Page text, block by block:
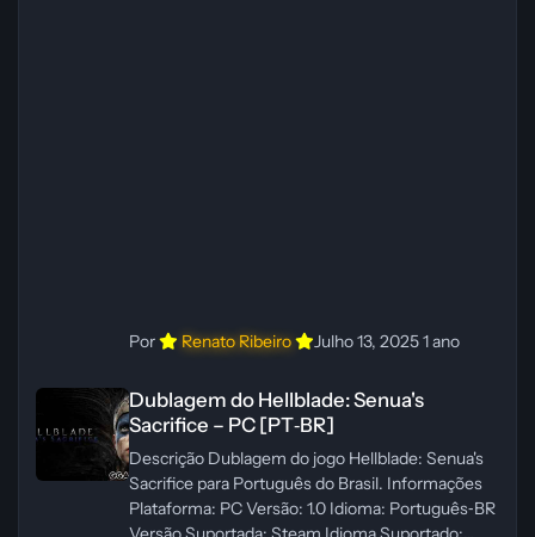
Por Renato Ribeiro Julho 13, 20251 ano
Dublagem do Hellblade: Senua's
Sacrifice – PC [PT‑BR]
Descrição Dublagem do jogo Hellblade: Senua's
Sacrifice para Português do Brasil. Informações
Plataforma: PC Versão: 1.0 Idioma: Português‑BR